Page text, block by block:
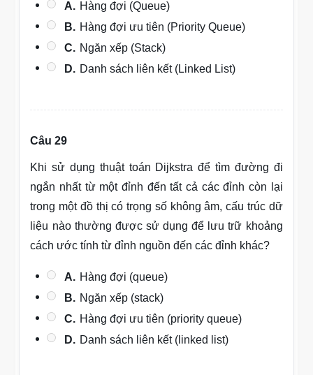
A. Hàng đợi (Queue)
B. Hàng đợi ưu tiên (Priority Queue)
C. Ngăn xếp (Stack)
D. Danh sách liên kết (Linked List)
Câu 29
Khi sử dụng thuật toán Dijkstra để tìm đường đi
ngắn nhất từ một đỉnh đến tất cả các đỉnh còn lại
trong một đồ thị có trọng số không âm, cấu trúc dữ
liệu nào thường được sử dụng để lưu trữ khoảng
cách ước tính từ đỉnh nguồn đến các đỉnh khác?
A. Hàng đợi (queue)
B. Ngăn xếp (stack)
C. Hàng đợi ưu tiên (priority queue)
D. Danh sách liên kết (linked list)